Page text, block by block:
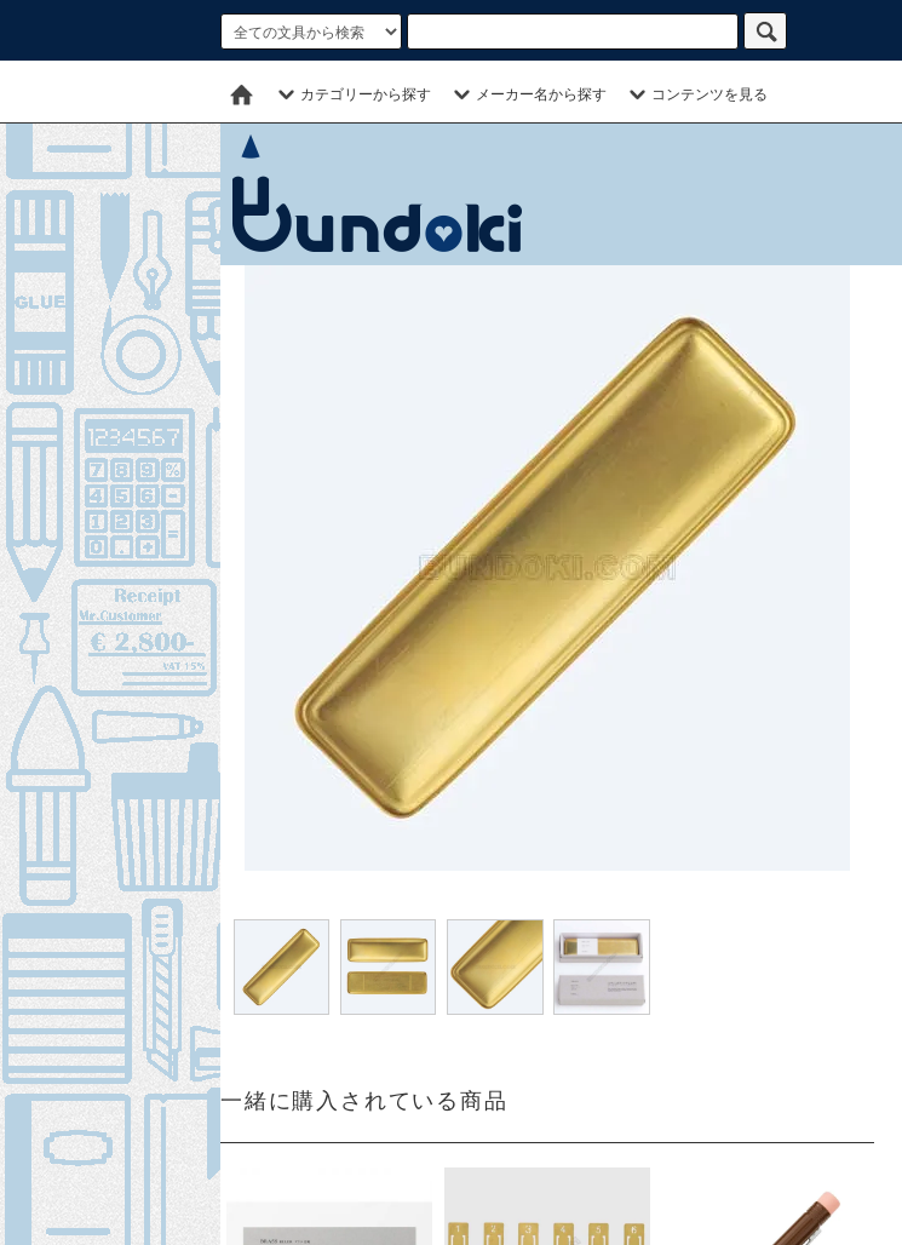
カテゴリーから探す メーカー名から探す コンテンツを見る
一緒に購入されている商品